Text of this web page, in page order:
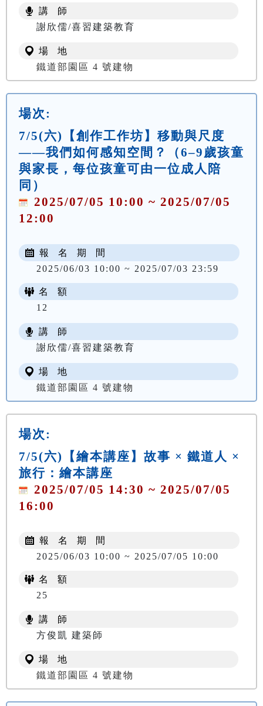
講 師
謝欣儒/喜習建築教育
場 地
鐵道部園區 4 號建物
場次:
7/5(六)【創作工作坊】移動與尺度
——我們如何感知空間？（6–9歲孩童
與家長，每位孩童可由一位成人陪
同）
2025/07/05 10:00 ~ 2025/07/05
12:00
報 名 期 間
2025/06/03 10:00 ~ 2025/07/03 23:59
名 額
12
講 師
謝欣儒/喜習建築教育
場 地
鐵道部園區 4 號建物
場次:
7/5(六)【繪本講座】故事 × 鐵道人 ×
旅行：繪本講座
2025/07/05 14:30 ~ 2025/07/05
16:00
報 名 期 間
2025/06/03 10:00 ~ 2025/07/05 10:00
名 額
25
講 師
方俊凱 建築師
場 地
鐵道部園區 4 號建物